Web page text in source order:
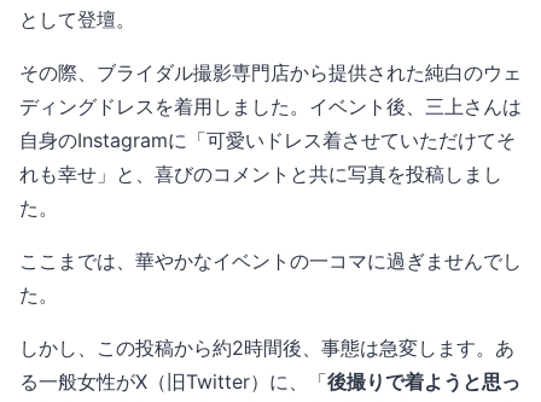
として登壇。
その際、ブライダル撮影専門店から提供された純白のウェ
ディングドレスを着用しました。イベント後、三上さんは
自身のInstagramに「可愛いドレス着させていただけてそ
れも幸せ」と、喜びのコメントと共に写真を投稿しまし
た。
ここまでは、華やかなイベントの一コマに過ぎませんでし
た。
しかし、この投稿から約2時間後、事態は急変します。あ
る一般女性がX（旧Twitter）に、「後撮りで着ようと思っ